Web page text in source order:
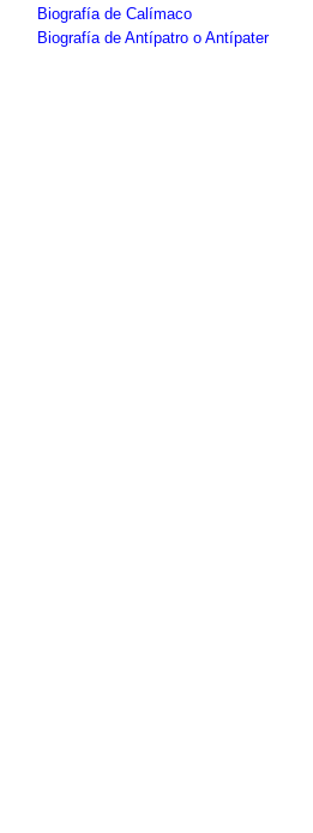
Biografía de Calímaco
Biografía de Antípatro o Antípater